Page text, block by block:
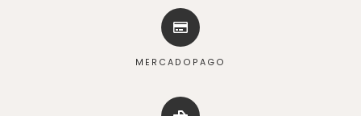
MERCADOPAGO